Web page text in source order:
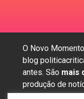
O Novo
blog
antes. São mais
produção de
assuntos mais